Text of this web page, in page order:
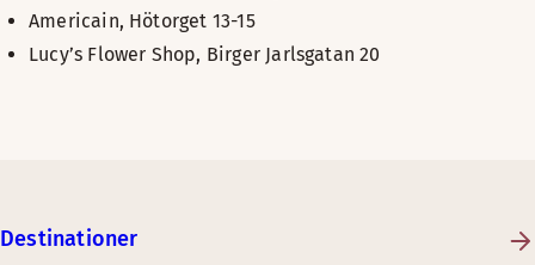
Americain, Hötorget 13-15
Lucy’s Flower Shop, Birger Jarlsgatan 20
Destinationer